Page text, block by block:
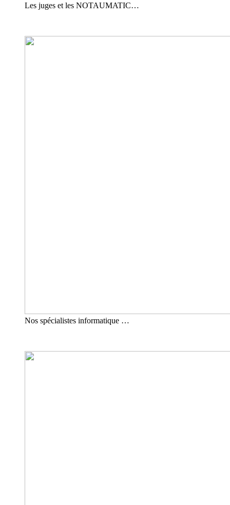
Les juges et les NOTAUMATIC…
Nos spécialistes informatique …